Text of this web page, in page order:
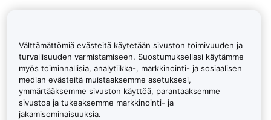
Välttämättömiä evästeitä käytetään sivuston toimivuuden ja
turvallisuuden varmistamiseen. Suostumuksellasi käytämme
myös toiminnallisia, analytiikka-, markkinointi- ja sosiaalisen
median evästeitä muistaaksemme asetuksesi,
ymmärtääksemme sivuston käyttöä, parantaaksemme
sivustoa ja tukeaksemme markkinointi- ja
jakamisominaisuuksia.